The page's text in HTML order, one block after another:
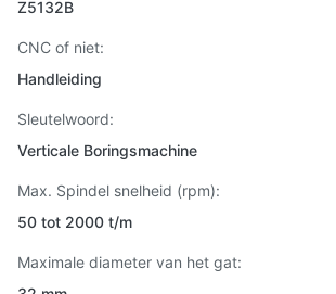
Z5132B
CNC of niet:
Handleiding
Sleutelwoord:
Verticale Boringsmachine
Max. Spindel snelheid (rpm):
50 tot 2000 t/m
Maximale diameter van het gat: